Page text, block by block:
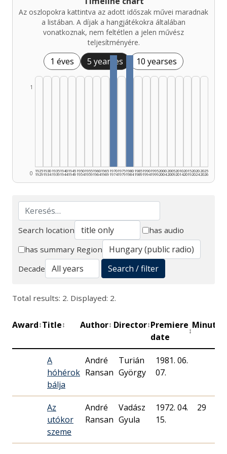
Az oszlopokra kattintva az adott időszak művei maradnak
a listában. A díjak a hangjátékokra általában
vonatkoznak, nem feltétlen a jelen művész
teljesítményére.
1 éves 5 yearses 10 yearses
0
1
1925
1929
1930
1934
1935
1939
1940
1944
1945
1949
1950
1954
1955
1959
1960
1964
1965
1969
1970
1974
1975
1979
1980
1984
1985
1989
1990
1994
1995
1999
2000
2004
2005
2009
2010
2014
2015
2019
2020
2024
2025
2026
Search
Search location
has audio
has summary Region
Decade
Search / filter
Total results: 2. Displayed: 2.
Award↕Title↕ Author↕ Director↕Premiere
date
↕
Minutes
A
hóhérok
bálja
André
Ransan
Turián
György
1981. 06.
07.
Az
utókor
szeme
André
Ransan
Vadász
Gyula
1972. 04.
15.
29